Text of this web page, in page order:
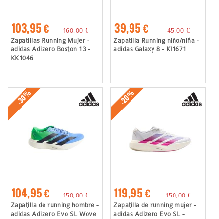
103,95 €
160,00 €
Zapatillas Running Mujer -
adidas Adizero Boston 13 -
KK1046
39,95 €
45,00 €
Zapatilla Running niño/niña -
adidas Galaxy 8 - KI1671
-30%
104,95 €
150,00 €
Zapatilla de running hombre -
adidas Adizero Evo SL Wove
-20%
119,95 €
150,00 €
Zapatilla de running mujer -
adidas Adizero Evo SL -